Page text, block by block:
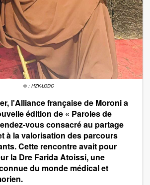
© : HZK-LGDC
l'Alliance française de Moroni a
édition de « Paroles de
vous consacré au partage
à la valorisation des parcours
Cette rencontre avait pour
la Dre Farida Atoissi, une
du monde médical et